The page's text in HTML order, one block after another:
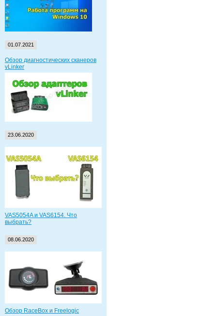
01.07.2021
Обзор диагностических сканеров
vLinker
23.06.2020
VAS5054A и VAS6154. Что
выбрать?
08.06.2020
Обзор RaceBox и Freelogic